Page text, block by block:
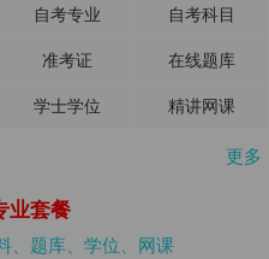
自考专业
自考科目
准考证
在线题库
学士学位 精讲网课
更多
业套餐
、题库、学位、网课